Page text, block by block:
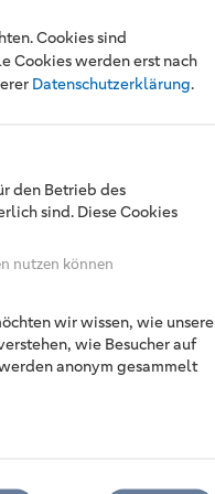
Cookies sind
Cookies werden erst nach
Datenschutzerklärung.
den Betrieb des
sind. Diese Cookies
nutzen können
wir wissen, wie unsere
wie Besucher auf
anonym gesammelt